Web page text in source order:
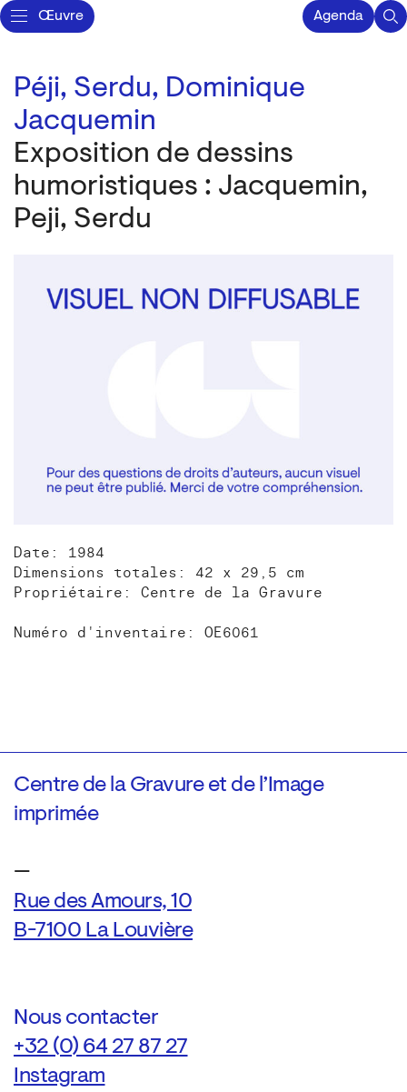
Œuvre Agenda
Péji, Serdu, Dominique
Jacquemin
Exposition de dessins
humoristiques : Jacquemin,
Peji, Serdu
Date: 1984
Dimensions totales: 42 x 29,5 cm
Propriétaire: Centre de la Gravure
Numéro d'inventaire: OE6061
Centre de la Gravure et de l’Image
imprimée
—
Rue des Amours, 10
B-7100 La Louvière
Nous contacter
+32 (0) 64 27 87 27
Instagram